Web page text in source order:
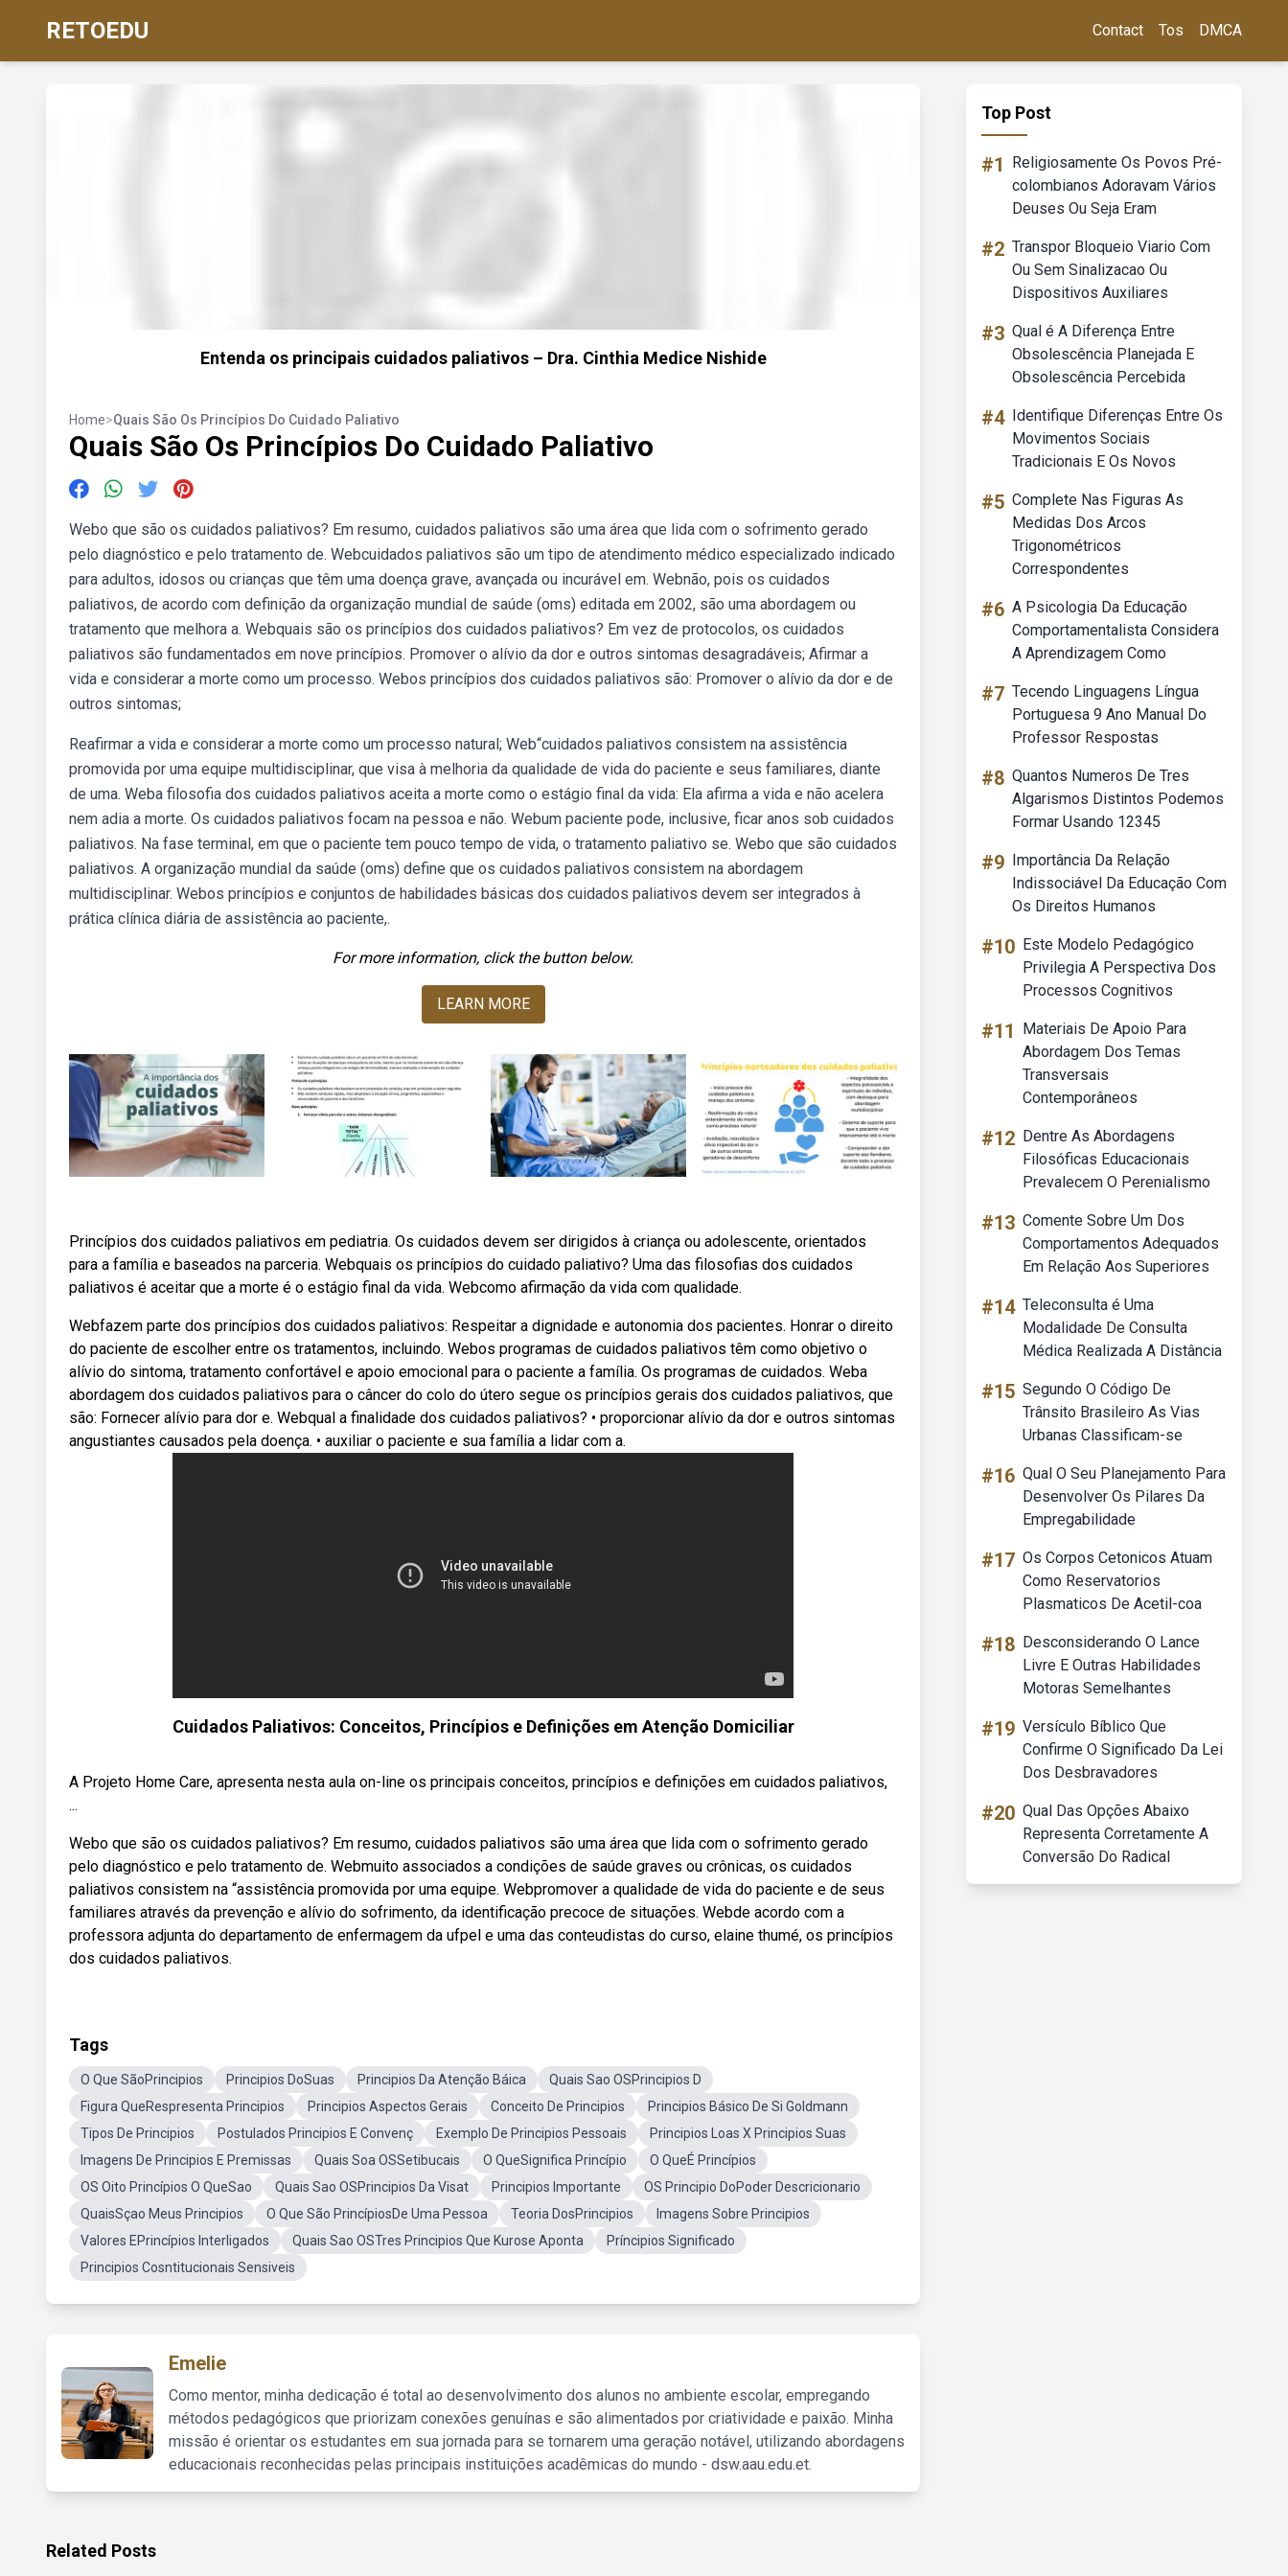
RETOEDU Contact Tos DMCA
Entenda os principais cuidados paliativos – Dra. Cinthia Medice Nishide
Home>Quais São Os Princípios Do Cuidado Paliativo
Quais São Os Princípios Do Cuidado Paliativo
Webo que são os cuidados paliativos? Em resumo, cuidados paliativos são uma área que lida com o sofrimento gerado
pelo diagnóstico e pelo tratamento de. Webcuidados paliativos são um tipo de atendimento médico especializado indicado
para adultos, idosos ou crianças que têm uma doença grave, avançada ou incurável em. Webnão, pois os cuidados
paliativos, de acordo com definição da organização mundial de saúde (oms) editada em 2002, são uma abordagem ou
tratamento que melhora a. Webquais são os princípios dos cuidados paliativos? Em vez de protocolos, os cuidados
paliativos são fundamentados em nove princípios. Promover o alívio da dor e outros sintomas desagradáveis; Afirmar a
vida e considerar a morte como um processo. Webos princípios dos cuidados paliativos são: Promover o alívio da dor e de
outros sintomas;
Reafirmar a vida e considerar a morte como um processo natural; Web“cuidados paliativos consistem na assistência
promovida por uma equipe multidisciplinar, que visa à melhoria da qualidade de vida do paciente e seus familiares, diante
de uma. Weba filosofia dos cuidados paliativos aceita a morte como o estágio final da vida: Ela afirma a vida e não acelera
nem adia a morte. Os cuidados paliativos focam na pessoa e não. Webum paciente pode, inclusive, ficar anos sob cuidados
paliativos. Na fase terminal, em que o paciente tem pouco tempo de vida, o tratamento paliativo se. Webo que são cuidados
paliativos. A organização mundial da saúde (oms) define que os cuidados paliativos consistem na abordagem
multidisciplinar. Webos princípios e conjuntos de habilidades básicas dos cuidados paliativos devem ser integrados à
prática clínica diária de assistência ao paciente,.
For more information, click the button below.
LEARN MORE
Princípios dos cuidados paliativos em pediatria. Os cuidados devem ser dirigidos à criança ou adolescente, orientados
para a família e baseados na parceria. Webquais os princípios do cuidado paliativo? Uma das filosofias dos cuidados
paliativos é aceitar que a morte é o estágio final da vida. Webcomo afirmação da vida com qualidade.
Webfazem parte dos princípios dos cuidados paliativos: Respeitar a dignidade e autonomia dos pacientes. Honrar o direito
do paciente de escolher entre os tratamentos, incluindo. Webos programas de cuidados paliativos têm como objetivo o
alívio do sintoma, tratamento confortável e apoio emocional para o paciente a família. Os programas de cuidados. Weba
abordagem dos cuidados paliativos para o câncer do colo do útero segue os princípios gerais dos cuidados paliativos, que
são: Fornecer alívio para dor e. Webqual a finalidade dos cuidados paliativos? • proporcionar alívio da dor e outros sintomas
angustiantes causados pela doença. • auxiliar o paciente e sua família a lidar com a.
Cuidados Paliativos: Conceitos, Princípios e Definições em Atenção Domiciliar
A Projeto Home Care, apresenta nesta aula on-line os principais conceitos, princípios e definições em cuidados paliativos,
...
Webo que são os cuidados paliativos? Em resumo, cuidados paliativos são uma área que lida com o sofrimento gerado
pelo diagnóstico e pelo tratamento de. Webmuito associados a condições de saúde graves ou crônicas, os cuidados
paliativos consistem na “assistência promovida por uma equipe. Webpromover a qualidade de vida do paciente e de seus
familiares através da prevenção e alívio do sofrimento, da identificação precoce de situações. Webde acordo com a
professora adjunta do departamento de enfermagem da ufpel e uma das conteudistas do curso, elaine thumé, os princípios
dos cuidados paliativos.
Tags
O Que SãoPrincipios Principios DoSuas Principios Da Atenção Báica
Quais Sao OSPrincipios D
Figura QueRespresenta Principios
Principios Aspectos Gerais Conceito De Principios
Principios Básico De Si Goldmann
Tipos De Principios
Postulados Principios E Convenç Exemplo De Principios Pessoais
Principios Loas X Principios Suas
Imagens De Principios E Premissas
Quais Soa OSSetibucais O QueSignifica Princípio
O QueÉ Princípios
OS Oito Princípios O QueSao
Quais Sao OSPrincipios Da Visat Principios Importante
OS Principio DoPoder Descricionario
QuaisSçao Meus Principios
O Que São PrincípiosDe Uma Pessoa Teoria DosPrincipios
Imagens Sobre Principios
Valores EPrincípios Interligados
Quais Sao OSTres Principios Que Kurose Aponta
Príncipios Significado
Principios Cosntitucionais Sensiveis
Emelie
Como mentor, minha dedicação é total ao desenvolvimento dos alunos no ambiente escolar, empregando
métodos pedagógicos que priorizam conexões genuínas e são alimentados por criatividade e paixão. Minha
missão é orientar os estudantes em sua jornada para se tornarem uma geração notável, utilizando abordagens
educacionais reconhecidas pelas principais instituições acadêmicas do mundo - dsw.aau.edu.et.
Top Post
#1
Religiosamente Os Povos Pré-
colombianos Adoravam Vários
Deuses Ou Seja Eram
#2 Transpor Bloqueio Viario Com
Ou Sem Sinalizacao Ou
Dispositivos Auxiliares
#3 Qual é A Diferença Entre
Obsolescência Planejada E
Obsolescência Percebida
#4 Identifique Diferenças Entre Os
Movimentos Sociais
Tradicionais E Os Novos
#5 Complete Nas Figuras As
Medidas Dos Arcos
Trigonométricos
Correspondentes
#6 A Psicologia Da Educação
Comportamentalista Considera
A Aprendizagem Como
#7 Tecendo Linguagens Língua
Portuguesa 9 Ano Manual Do
Professor Respostas
#8 Quantos Numeros De Tres
Algarismos Distintos Podemos
Formar Usando 12345
#9 Importância Da Relação
Indissociável Da Educação Com
Os Direitos Humanos
#10 Este Modelo Pedagógico
Privilegia A Perspectiva Dos
Processos Cognitivos
#11
Materiais De Apoio Para
Abordagem Dos Temas
Transversais
Contemporâneos
#12 Dentre As Abordagens
Filosóficas Educacionais
Prevalecem O Perenialismo
#13 Comente Sobre Um Dos
Comportamentos Adequados
Em Relação Aos Superiores
#14 Teleconsulta é Uma
Modalidade De Consulta
Médica Realizada A Distância
#15 Segundo O Código De
Trânsito Brasileiro As Vias
Urbanas Classificam-se
#16 Qual O Seu Planejamento Para
Desenvolver Os Pilares Da
Empregabilidade
#17 Os Corpos Cetonicos Atuam
Como Reservatorios
Plasmaticos De Acetil-coa
#18 Desconsiderando O Lance
Livre E Outras Habilidades
Motoras Semelhantes
#19 Versículo Bíblico Que
Confirme O Significado Da Lei
Dos Desbravadores
#20 Qual Das Opções Abaixo
Representa Corretamente A
Conversão Do Radical
Related Posts